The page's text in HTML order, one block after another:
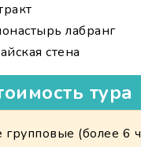
лабранг
стена
тура
(более 6